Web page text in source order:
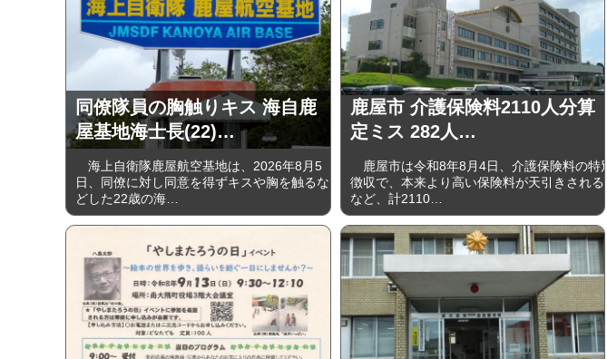
同僚隊員の胸触りキス 海自鹿
屋基地海士長(22)…
海上自衛隊鹿屋航空基地は、2026年8月5
日、同僚に対し同意を得ずキスや胸を触るな
どした22歳の海…
鹿屋市 介護保険料2110人分算
定ミス 282人…
鹿屋市は令和8年8月4日、介護保険料の特別
徴収で、本来より高い保険料が天引きされる
など、計2110…